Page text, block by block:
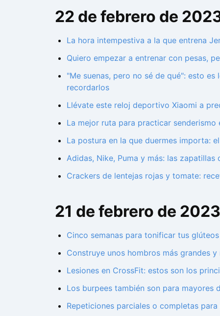
22 de febrero de
La hora intempestiva a la que entrena
Quiero empezar a entrenar con pesas,
"Me suenas, pero no sé de qué": esto
recordarlos
Llévate este reloj deportivo Xiaomi a
La mejor ruta para practicar
La postura en la que duermes importa:
Adidas, Nike, Puma y más: las
Crackers de lentejas rojas y tomate:
21 de febrero de 2023
Cinco semanas para tonificar tus
Construye unos hombros más grandes
Lesiones en CrossFit: estos son los
Los burpees también son para
Repeticiones parciales o completas